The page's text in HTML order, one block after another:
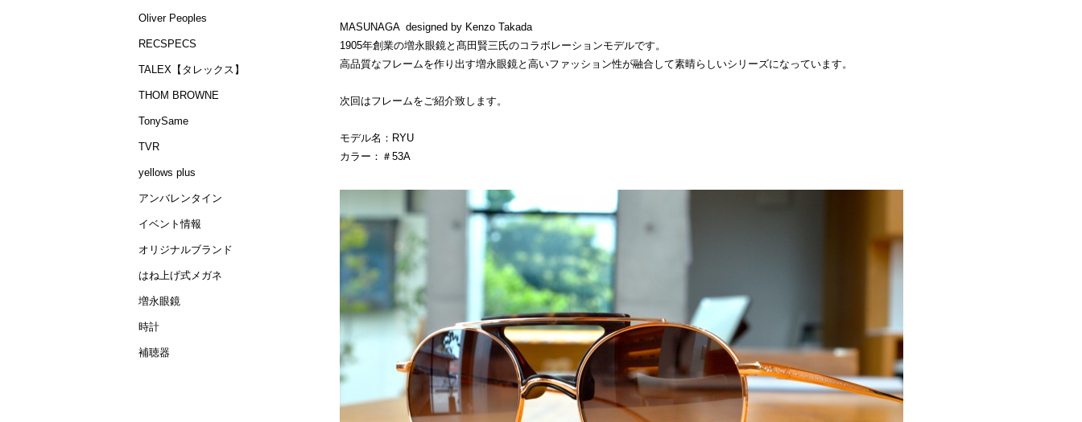
MASUNAGA designed by Kenzo Takada
1905年創業の増永眼鏡と髙田賢三氏のコラボレーションモデルです。
高品質なフレームを作り出す増永眼鏡と高いファッション性が融合して素晴らしいシリーズになっています。
次回はフレームをご紹介致します。
モデル名：RYU
カラー：＃53A
Oliver Peoples
RECSPECS
TALEX【タレックス】
THOM BROWNE
TonySame
TVR
yellows plus
アンバレンタイン
イベント情報
オリジナルブランド
はね上げ式メガネ
増永眼鏡
時計
補聴器